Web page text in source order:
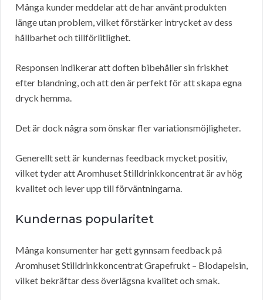
Många kunder meddelar att de har använt produkten
länge utan problem, vilket förstärker intrycket av dess
hållbarhet och tillförlitlighet.
Responsen indikerar att doften bibehåller sin friskhet
efter blandning, och att den är perfekt för att skapa egna
dryck hemma.
Det är dock några som önskar fler variationsmöjligheter.
Generellt sett är kundernas feedback mycket positiv,
vilket tyder att Aromhuset Stilldrinkkoncentrat är av hög
kvalitet och lever upp till förväntningarna.
Kundernas popularitet
Många konsumenter har gett gynnsam feedback på
Aromhuset Stilldrinkkoncentrat Grapefrukt – Blodapelsin,
vilket bekräftar dess överlägsna kvalitet och smak.